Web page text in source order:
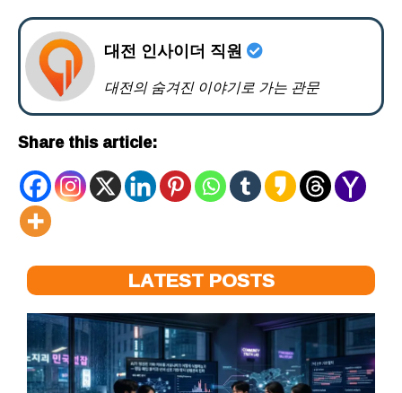
대전 인사이더 직원
대전의 숨겨진 이야기로 가는 관문
Share this article:
LATEST POSTS